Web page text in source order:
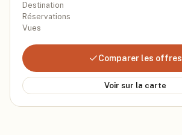
Destination
Réservations
Vues
Comparer les offres
Voir sur la carte